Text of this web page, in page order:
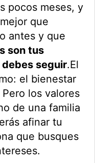
pocos meses, y
que
antes y que
son tus
seguir.El
el bienestar
los valores
de una familia
afinar tu
que busques